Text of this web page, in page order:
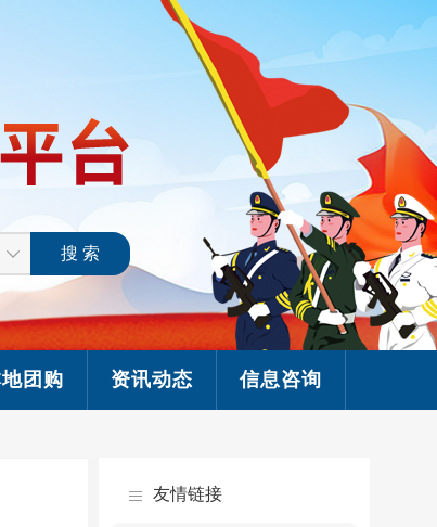
团购 资讯动态 信息咨询
友情链接